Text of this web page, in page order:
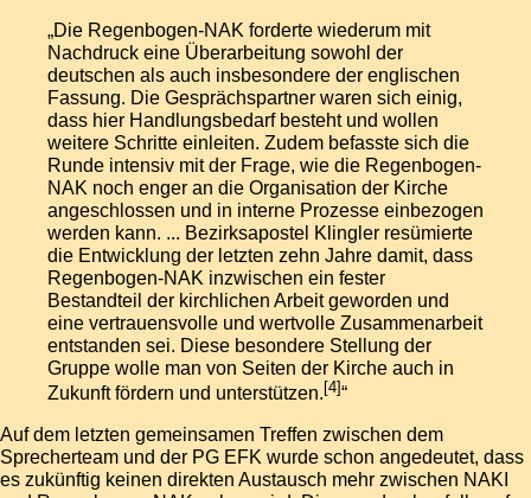
„Die Regenbogen-NAK forderte wiederum mit
Nachdruck eine Überarbeitung sowohl der
deutschen als auch insbesondere der englischen
Fassung. Die Gesprächspartner waren sich einig,
dass hier Handlungsbedarf besteht und wollen
weitere Schritte einleiten. Zudem befasste sich die
Runde intensiv mit der Frage, wie die Regenbogen-
NAK noch enger an die Organisation der Kirche
angeschlossen und in interne Prozesse einbezogen
werden kann. ... Bezirksapostel Klingler resümierte
die Entwicklung der letzten zehn Jahre damit, dass
Regenbogen-NAK inzwischen ein fester
Bestandteil der kirchlichen Arbeit geworden und
eine vertrauensvolle und wertvolle Zusammenarbeit
entstanden sei. Diese besondere Stellung der
Gruppe wolle man von Seiten der Kirche auch in
Zukunft fördern und unterstützen. [4]“
Auf dem letzten gemeinsamen Treffen zwischen dem
Sprecherteam und der PG EFK wurde schon angedeutet, dass
es zukünftig keinen direkten Austausch mehr zwischen NAKI